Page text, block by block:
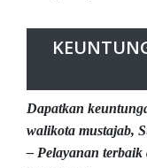
Dapatkan
walikota mustajab,
– Pelayanan